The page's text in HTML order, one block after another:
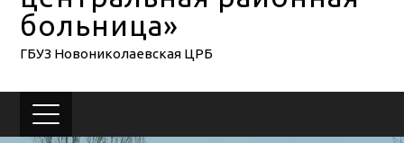
больница»
ГБУЗ Новониколаевская ЦРБ